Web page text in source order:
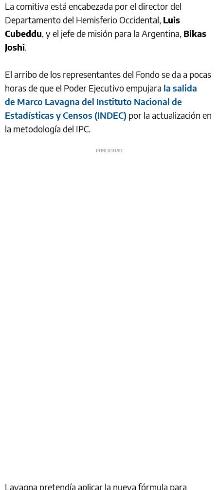
La comitiva está encabezada por el director del
Departamento del Hemisferio Occidental, Luis
Cubeddu, y el jefe de misión para la Argentina, Bikas
Joshi.
El arribo de los representantes del Fondo se da a pocas
horas de que el Poder Ejecutivo empujara la salida
de Marco Lavagna del Instituto Nacional de
Estadísticas y Censos (INDEC) por la actualización en
la metodología del IPC.
Lavagna pretendía aplicar la nueva fórmula para